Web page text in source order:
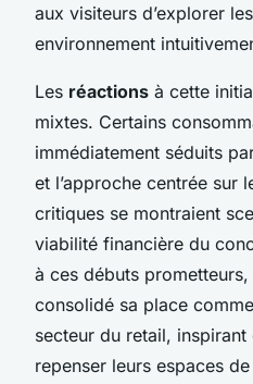
aux visiteurs d’explorer
environnement
Les réactions à cette
mixtes. Certains
immédiatement séduits
et l’approche centrée sur
critiques se montraient
viabilité financière du
à ces débuts prometteurs,
consolidé sa place
secteur du retail, inspirant
repenser leurs espaces